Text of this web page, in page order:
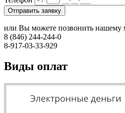
Отправить заявку
или Вы можете позвонить нашему
8 (846) 244-244-0
8-917-03-33-929
Виды оплат